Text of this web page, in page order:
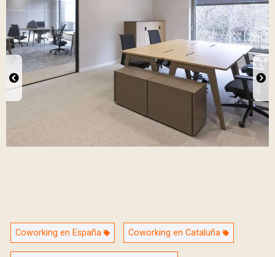
Coworking en España Coworking en Cataluña